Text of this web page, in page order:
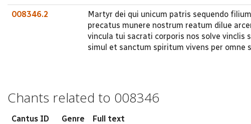
008346.2
Martyr dei qui unicum patris sequendo
precatus munere nostrum reatum dilue
vincula tui sacrati corporis nos solve vinclis
simul et sanctum spiritum vivens per omne
Chants related to 008346
Cantus ID Genre Full text